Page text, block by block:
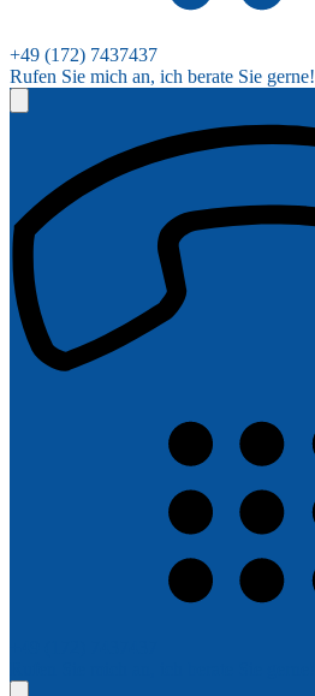
+49 (172) 7437437
Rufen Sie mich an, ich berate Sie gerne!